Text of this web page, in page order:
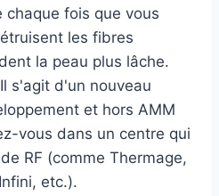
chaque fois que vous
les fibres
la peau plus lâche.
s'agit d'un nouveau
et hors AMM
vous dans un centre qui
RF (comme Thermage,
etc.).